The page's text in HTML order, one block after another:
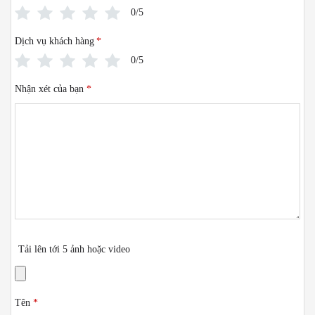
0/5
Dịch vụ khách hàng *
0/5
Nhận xét của bạn *
Tải lên tới 5 ảnh hoặc video
Tên *